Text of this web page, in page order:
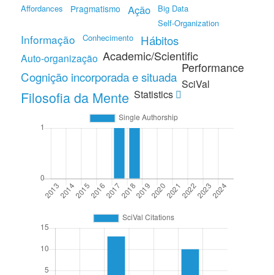
Affordances Pragmatismo Ação
Big Data
Self-Organization
Informação Conhecimento Hábitos
Auto-organização
Cognição incorporada e situada
Filosofia da Mente
Academic/Scientific
Performance
SciVal
Statistics